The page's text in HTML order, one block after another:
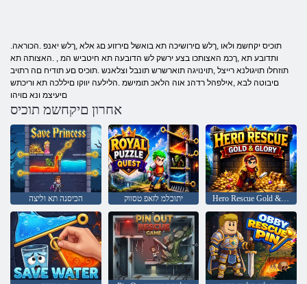
ותדובע תא ,ךכמ האצותכו בצע ירשק לש הדובעה תא חיטביש המ , .האצותה תא
תוזחלו תויגולנא רייצל ,תוינויגה תוארשרש תונבל וצלאנש .תוכיס םע תודיח םה רתויב
םיבוטה לבא ,אילפהל רדהנ אוה הלאכ תומישמ .הלילעה יווקו םיללכה תא וריכתש
םיעיצמ ונא םויהו
אחרון םיקחשמ תוכיס
הכיסנה תא וליצה יתוכלמ לזאפ טסווק Hero Rescue Gold & Glory